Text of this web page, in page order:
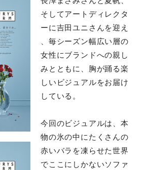
そしてアートディレクタ
ーに吉田ユニさんを迎え
、毎シーズン幅広い層の
女性にブランドへの親し
みとともに、胸が踊る楽
しいビジュアルをお届け
している。
今回のビジュアルは、本
物の氷の中にたくさんの
赤いバラを凍らせた世界
でここにしかないソファ